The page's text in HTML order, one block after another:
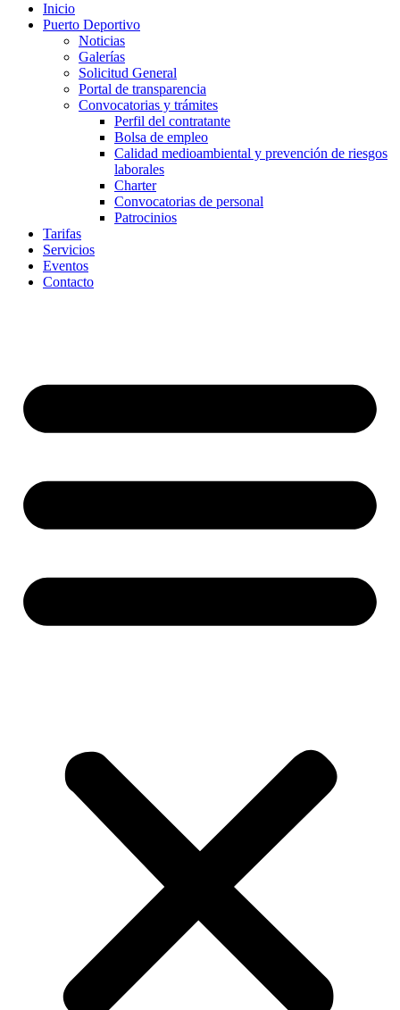
Inicio
Puerto Deportivo
Noticias
Galerías
Solicitud General
Portal de transparencia
Convocatorias y trámites
Perfil del contratante
Bolsa de empleo
Calidad medioambiental y prevención de riesgos
laborales
Charter
Convocatorias de personal
Patrocinios
Tarifas
Servicios
Eventos
Contacto